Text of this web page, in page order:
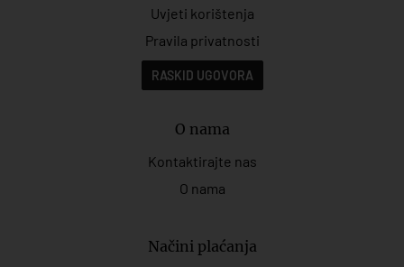
Uvjeti korištenja
Pravila privatnosti
RASKID UGOVORA
O nama
Kontaktirajte nas
O nama
Načini plaćanja